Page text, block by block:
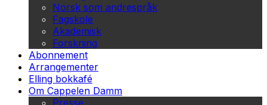
Norsk som andrespråk
Fagskole
Akademisk
Forskning
Abonnement
Arrangementer
Elling bokkafé
Om Cappelen Damm
Presse